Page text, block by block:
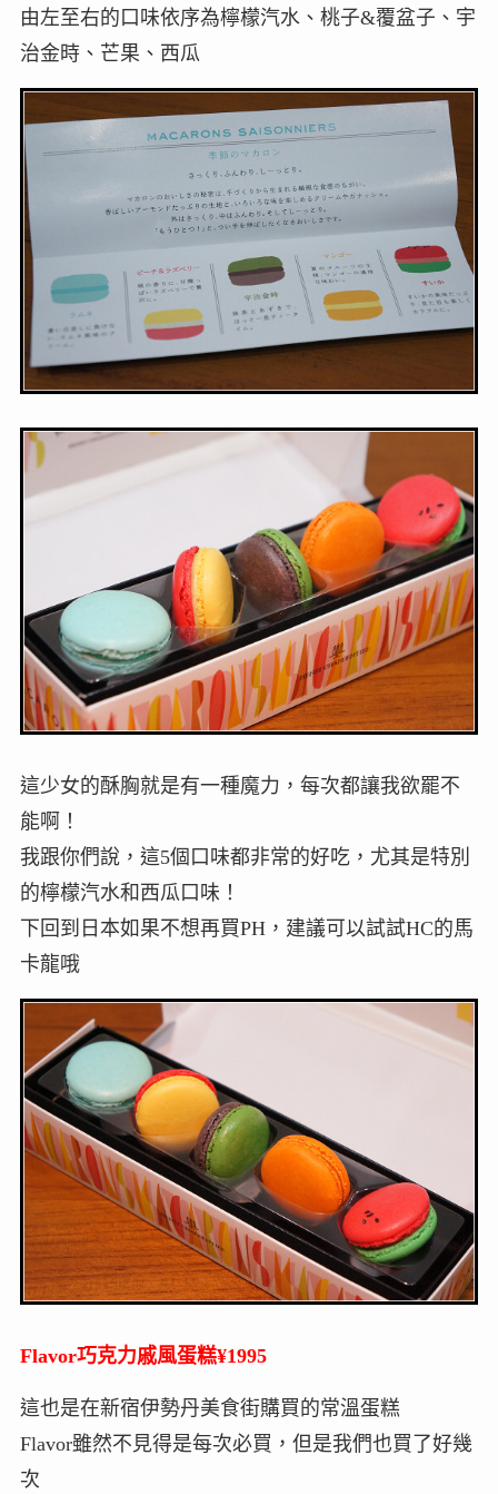
由左至右的口味依序為檸檬汽水、桃子&覆盆子、宇
治金時、芒果、西瓜
這少女的酥胸就是有一種魔力，每次都讓我欲罷不
能啊！
我跟你們說，這5個口味都非常的好吃，尤其是特別
的檸檬汽水和西瓜口味！
下回到日本如果不想再買PH，建議可以試試HC的馬
卡龍哦
Flavor巧克力戚風蛋糕¥1995
這也是在新宿伊勢丹美食街購買的常溫蛋糕
Flavor雖然不見得是每次必買，但是我們也買了好幾
次